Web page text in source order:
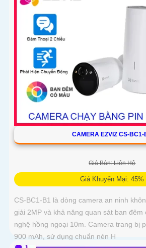
CAMERA EZVIZ CS-BC1-
Giá Bán: Liên Hệ
Giá Khuyến Mại: 45%
CS-BC1-B1 là dòng camera an ninh
giải 2MP và khả năng quan sát ban đêm
nghệ hồng ngoại 10m. Camera trang bị
900 mAh, sử dụng chuẩn nén H